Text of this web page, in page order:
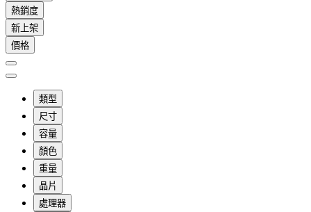
熱銷度
新上架
價格
類型
尺寸
容量
顏色
重量
晶片
處理器